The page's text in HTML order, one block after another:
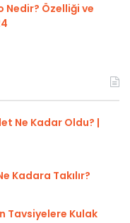
Nedir? Özelliği ve
Ne Kadar Oldu? |
Kadara Takılır?
Tavsiyelere Kulak